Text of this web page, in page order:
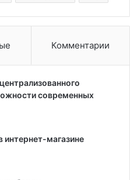
Комментарии
современных
интернет-магазине